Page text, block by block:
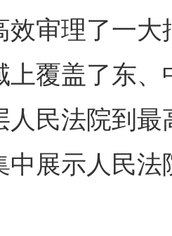
效审理了一
上覆盖了东
人民法院到
中展示人民